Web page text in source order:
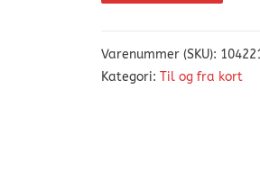
Varenummer (SKU):
Kategori: Til og fra kort